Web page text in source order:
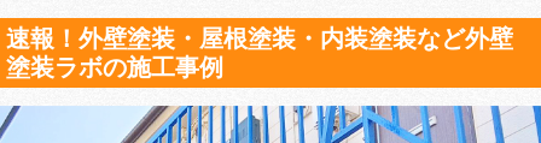
速報！外壁塗装・屋根塗装・内装塗装など外壁
塗装ラボの施工事例